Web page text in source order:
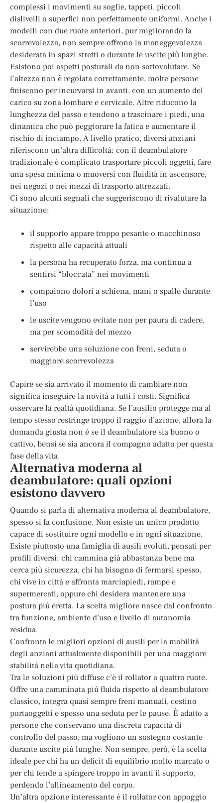
complessi i movimenti su soglie, tappeti, piccoli
dislivelli o superfici non perfettamente uniformi. Anche i
modelli con due ruote anteriori, pur migliorando la
scorrevolezza, non sempre offrono la maneggevolezza
desiderata in spazi stretti o durante le uscite più lunghe.
Esistono poi aspetti posturali da non sottovalutare. Se
l’altezza non è regolata correttamente, molte persone
finiscono per incurvarsi in avanti, con un aumento del
carico su zona lombare e cervicale. Altre riducono la
lunghezza del passo e tendono a trascinare i piedi, una
dinamica che può peggiorare la fatica e aumentare il
rischio di inciampo. A livello pratico, diversi anziani
riferiscono un’altra difficoltà: con il deambulatore
tradizionale è complicato trasportare piccoli oggetti, fare
una spesa minima o muoversi con fluidità in ascensore,
nei negozi o nei mezzi di trasporto attrezzati.
Ci sono alcuni segnali che suggeriscono di rivalutare la
situazione:
il supporto appare troppo pesante o macchinoso
rispetto alle capacità attuali
la persona ha recuperato forza, ma continua a
sentirsi “bloccata” nei movimenti
compaiono dolori a schiena, mani o spalle durante
l’uso
le uscite vengono evitate non per paura di cadere,
ma per scomodità del mezzo
servirebbe una soluzione con freni, seduta o
maggiore scorrevolezza
Capire se sia arrivato il momento di cambiare non
significa inseguire la novità a tutti i costi. Significa
osservare la realtà quotidiana. Se l’ausilio protegge ma al
tempo stesso restringe troppo il raggio d’azione, allora la
domanda giusta non è se il deambulatore sia buono o
cattivo, bensì se sia ancora il compagno adatto per questa
fase della vita.
Alternativa moderna al
deambulatore: quali opzioni
esistono davvero
Quando si parla di alternativa moderna al deambulatore,
spesso si fa confusione. Non esiste un unico prodotto
capace di sostituire ogni modello e in ogni situazione.
Esiste piuttosto una famiglia di ausili evoluti, pensati per
profili diversi: chi cammina già abbastanza bene ma
cerca più sicurezza, chi ha bisogno di fermarsi spesso,
chi vive in città e affronta marciapiedi, rampe e
supermercati, oppure chi desidera mantenere una
postura più eretta. La scelta migliore nasce dal confronto
tra funzione, ambiente d’uso e livello di autonomia
residua.
Confronta le migliori opzioni di ausili per la mobilità
degli anziani attualmente disponibili per una maggiore
stabilità nella vita quotidiana.
Tra le soluzioni più diffuse c’è il rollator a quattro ruote.
Offre una camminata più fluida rispetto al deambulatore
classico, integra quasi sempre freni manuali, cestino
portaoggetti e spesso una seduta per le pause. È adatto a
persone che conservano una discreta capacità di
controllo del passo, ma vogliono un sostegno costante
durante uscite più lunghe. Non sempre, però, è la scelta
ideale per chi ha un deficit di equilibrio molto marcato o
per chi tende a spingere troppo in avanti il supporto,
perdendo l’allineamento del corpo.
Un’altra opzione interessante è il rollator con appoggio